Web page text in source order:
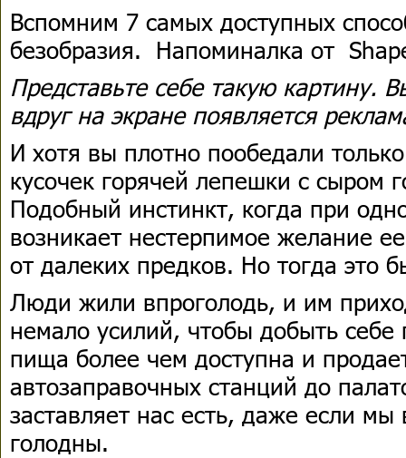
Вспомним 7 самых доступных
безобразия. Напоминалка от
Представьте себе такую картину.
вдруг на экране появляется
И хотя вы плотно пообедали
кусочек горячей лепешки с сыром
Подобный инстинкт, когда при
возникает нестерпимое желание
от далеких предков. Но тогда это
Люди жили впроголодь, и им
немало усилий, чтобы добыть себе
пища более чем доступна и
автозаправочных станций до
заставляет нас есть, даже если мы
голодны.